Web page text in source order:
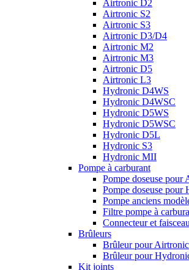
Airtronic D2
Airtronic S2
Airtronic S3
Airtronic D3/D4
Airtronic M2
Airtronic M3
Airtronic D5
Airtronic L3
Hydronic D4WS
Hydronic D4WSC
Hydronic D5WS
Hydronic D5WSC
Hydronic D5L
Hydronic S3
Hydronic MII
Pompe à carburant
Pompe doseuse pour
Pompe doseuse pour
Pompe anciens
Filtre pompe à
Connecteur et
Brûleurs
Brûleur pour Airtronic
Brûleur pour
Kit joints